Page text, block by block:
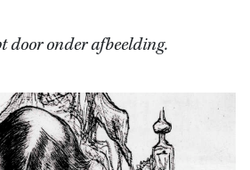
door onder afbeelding.